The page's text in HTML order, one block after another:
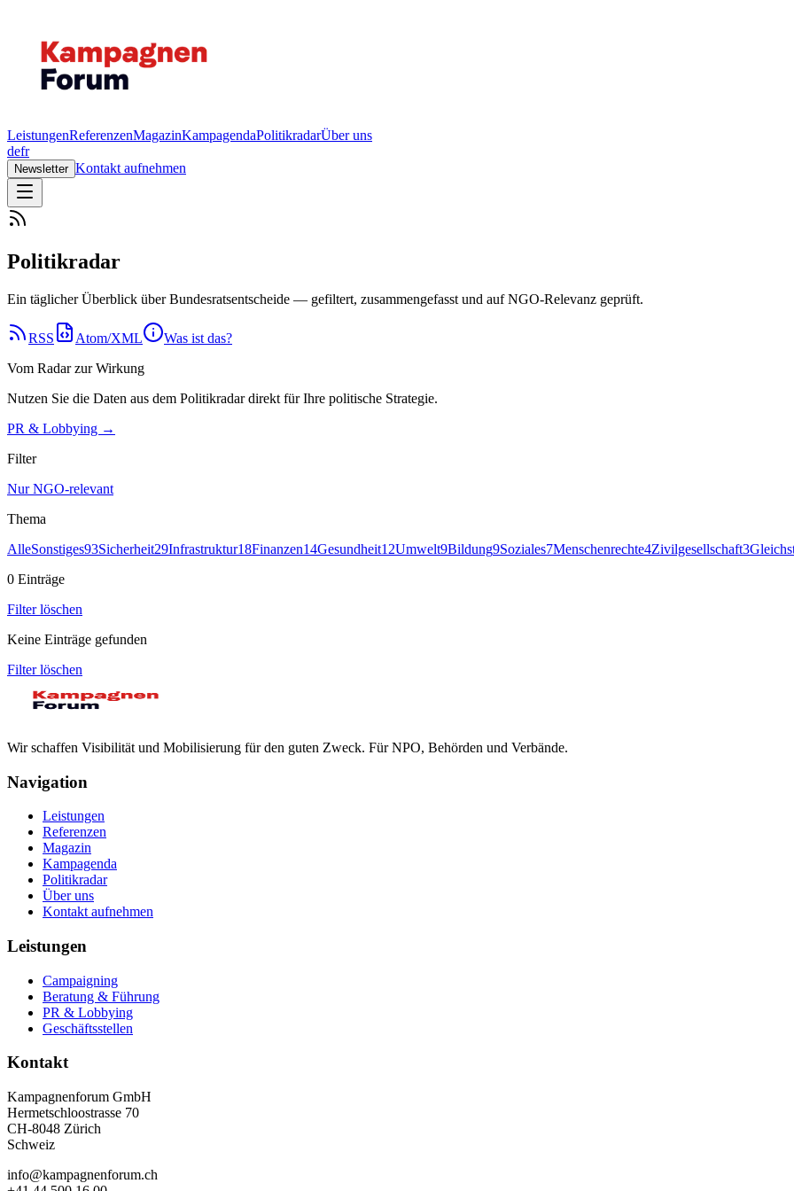
LeistungenReferenzenMagazinKampagendaPolitikradarÜber uns
defr
Newsletter Kontakt aufnehmen
Politikradar
Ein täglicher Überblick über Bundesratsentscheide — gefiltert, zusammengefasst und auf NGO-Relevanz geprüft.
RSS Atom/XML
Was ist das?
Vom Radar zur Wirkung
Nutzen Sie die Daten aus dem Politikradar direkt für Ihre politische Strategie.
PR & Lobbying →
Filter
Nur NGO-relevant
Thema
AlleSonstiges93Sicherheit29Infrastruktur18Finanzen14Gesundheit12Umwelt9Bildung9Soziales7Menschenrechte4Zivilgesellschaft3
0 Einträge
Filter löschen
Keine Einträge gefunden
Filter löschen
Wir schaffen Visibilität und Mobilisierung für den guten Zweck. Für NPO, Behörden und Verbände.
Navigation
Leistungen
Referenzen
Magazin
Kampagenda
Politikradar
Über uns
Kontakt aufnehmen
Leistungen
Campaigning
Beratung & Führung
PR & Lobbying
Geschäftsstellen
Kontakt
Kampagnenforum GmbH
Hermetschloostrasse 70
CH-8048 Zürich
Schweiz
info@kampagnenforum.ch